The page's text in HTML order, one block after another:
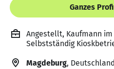
Ganzes
Angestellt, Kaufmann
Selbstständig
Magdeburg, Deutschland